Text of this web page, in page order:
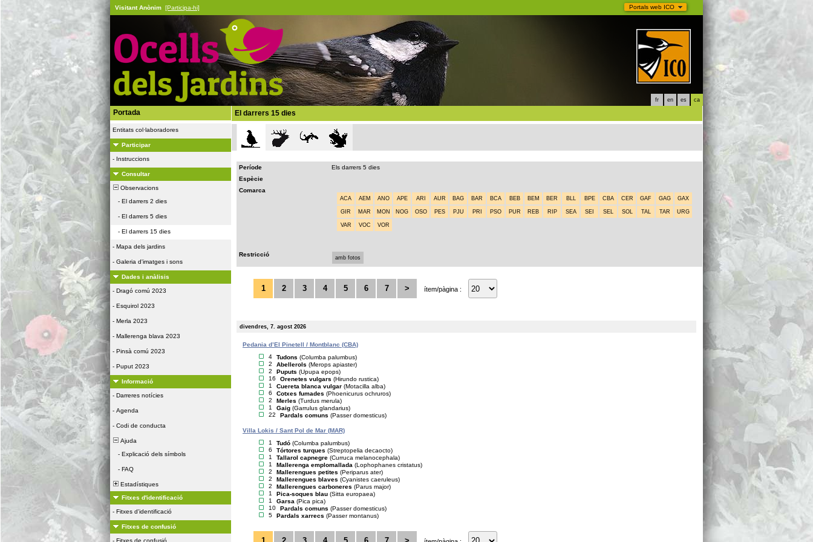
Portals web ICO
Visitant Anònim [Participa-hi]
fr en es ca
Portada
Entitats col·laboradores
Participar
- Instruccions
Consultar
Observacions
- El darrers 2 dies
- El darrers 5 dies
- El darrers 15 dies
- Mapa dels jardins
- Galeria d'imatges i sons
Dades i anàlisis
- Dragó comú 2023
- Esquirol 2023
- Merla 2023
- Mallerenga blava 2023
- Pinsà comú 2023
- Puput 2023
Informació
- Darreres notícies
- Agenda
- Codi de conducta
Ajuda
- Explicació dels símbols
- FAQ
Estadístiques
Fitxes d'identificació
- Fitxes d'identificació
Fitxes de confusió
- Fitxes de confusió
El darrers 15 dies
Període
Els darrers 5 dies
Espècie
Comarca
ACA AEM ANO APE ARI AUR BAG BAR BCA BEB BEM BER BLL BPE CBA CER GAF GAG GAX
GIR MAR MON NOG OSO PES PJU PRI PSO PUR REB RIP SEA SEI SEL SOL TAL TAR URG
VAR VOC VOR
Restricció amb fotos
1 2 3 4 5 6 7 > ítem/pàgina :
divendres, 7. agost 2026
Pedania d’El Pinetell / Montblanc (CBA)
4
Tudons (Columba palumbus)
2
Abellerols (Merops apiaster)
2
Puputs (Upupa epops)
16
Orenetes vulgars (Hirundo rustica)
1
Cuereta blanca vulgar (Motacilla alba)
6
Cotxes fumades (Phoenicurus ochruros)
2
Merles (Turdus merula)
1
Gaig (Garrulus glandarius)
22
Pardals comuns (Passer domesticus)
Villa Lokis / Sant Pol de Mar (MAR)
1
Tudó (Columba palumbus)
6
Tórtores turques (Streptopelia decaocto)
1
Tallarol capnegre (Curruca melanocephala)
1
Mallerenga emplomallada (Lophophanes cristatus)
2
Mallerengues petites (Periparus ater)
2
Mallerengues blaves (Cyanistes caeruleus)
2
Mallerengues carboneres (Parus major)
1
Pica-soques blau (Sitta europaea)
1
Garsa (Pica pica)
10
Pardals comuns (Passer domesticus)
5
Pardals xarrecs (Passer montanus)